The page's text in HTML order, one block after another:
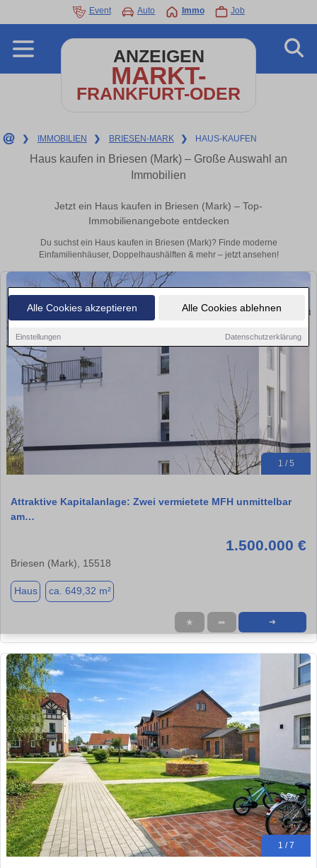
Alle Cookies akzeptieren Alle Cookies ablehnen
Einstellungen Datenschutzerklärung
Event Auto Immo Job
ANZEIGEN
MARKT-
FRANKFURT-ODER
❯ IMMOBILIEN ❯ BRIESEN-MARK ❯ HAUS-KAUFEN
Haus kaufen in Briesen (Mark) – Große Auswahl an
Immobilien
Jetzt ein Haus kaufen in Briesen (Mark) – Top-
Immobilienangebote entdecken
Du suchst ein Haus kaufen in Briesen (Mark)? Finde moderne
Einfamilienhäuser, Doppelhaushälften & mehr – jetzt ansehen!
1 / 5
Attraktive Kapitalanlage: Zwei vermietete MFH unmittelbar
am…
1.500.000 €
Briesen (Mark), 15518
Haus ca. 649,32 m²
★ ➦ ➜
1 / 7